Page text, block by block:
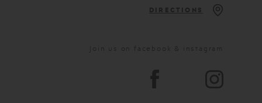
DIRECTIONS
Join us on facebook & instagram